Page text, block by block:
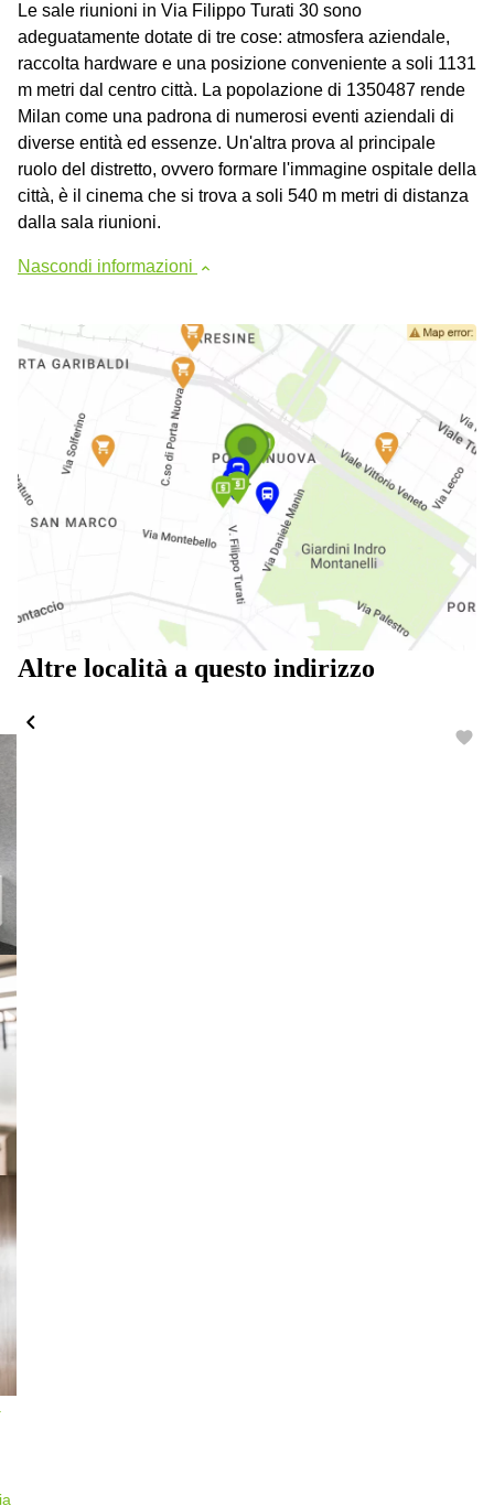
Le sale riunioni in Via Filippo Turati 30 sono
adeguatamente dotate di tre cose: atmosfera aziendale,
raccolta hardware e una posizione conveniente a soli 1131
m metri dal centro città. La popolazione di 1350487 rende
Milan come una padrona di numerosi eventi aziendali di
diverse entità ed essenze. Un'altra prova al principale
ruolo del distretto, ovvero formare l'immagine ospitale della
città, è il cinema che si trova a soli 540 m metri di distanza
dalla sala riunioni.
Nascondi informazioni
Altre località a questo indirizzo